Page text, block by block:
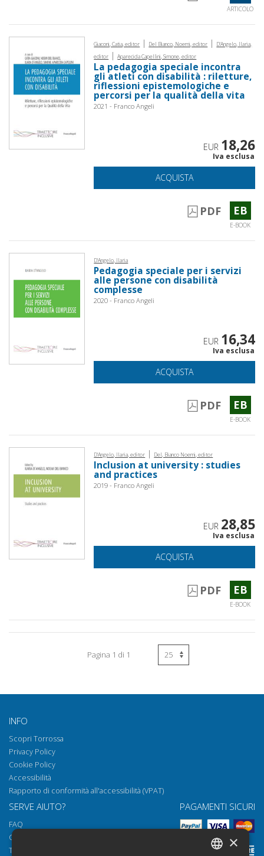
ARTICOLO
Giaconi, Catia, editor | Del Bianco, Noemi, editor |
D'Angelo, Ilaria,
editor | Aparecida Capellini, Simone, editor
La pedagogia speciale incontra
gli atleti con disabilità : riletture,
riflessioni epistemologiche e
percorsi per la qualità della vita
2021 - Franco Angeli
EUR 18,26
Iva esclusa
ACQUISTA
PDF EB
E-BOOK
D'Angelo, Ilaria
Pedagogia speciale per i servizi
alle persone con disabilità
complesse
2020 - Franco Angeli
EUR 16,34
Iva esclusa
ACQUISTA
PDF EB
E-BOOK
D'Angelo, Ilaria, editor | Del, Bianco Noemi, editor
Inclusion at university : studies
and practices
2019 - Franco Angeli
EUR 28,85
Iva esclusa
ACQUISTA
PDF EB
E-BOOK
Pagina 1 di 1
INFO
Scopri Torrossa
Privacy Policy
Cookie Policy
Accessibilità
Rapporto di conformità all'accessibilità (VPAT)
SERVE AIUTO?
FAQ
Come aprire i nostri documenti
Torrossa Reader
PAGAMENTI SICURI
×